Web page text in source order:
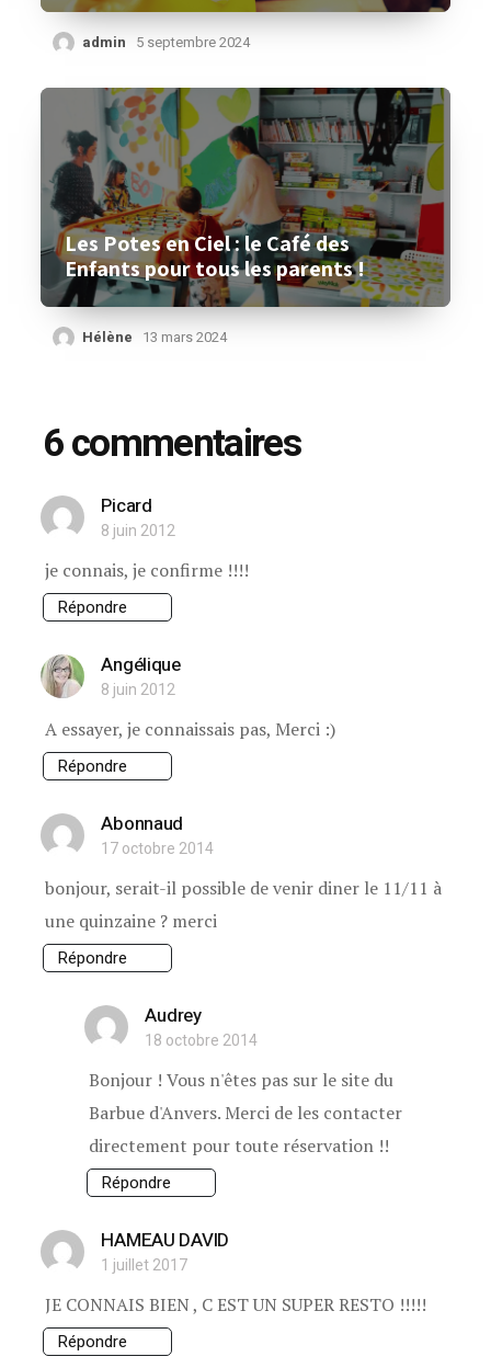
admin 5 septembre 2024
Les Potes en Ciel : le Café des
Enfants pour tous les parents !
Hélène 13 mars 2024
6 commentaires
Picard
8 juin 2012
je connais, je confirme !!!!
Répondre
Angélique
8 juin 2012
A essayer, je connaissais pas, Merci :)
Répondre
Abonnaud
17 octobre 2014
bonjour, serait-il possible de venir diner le 11/11 à
une quinzaine ? merci
Répondre
Audrey
18 octobre 2014
Bonjour ! Vous n'êtes pas sur le site du
Barbue d'Anvers. Merci de les contacter
directement pour toute réservation !!
Répondre
HAMEAU DAVID
1 juillet 2017
JE CONNAIS BIEN , C EST UN SUPER RESTO !!!!!
Répondre